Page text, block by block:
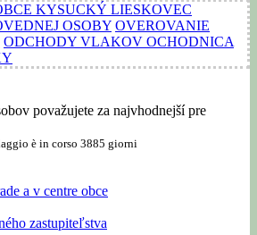
KYSUCKÝ LIESKOVEC
OSOBY OVEROVANIE
ODCHODY VLAKOV OCHODNICA
považujete za najvhodnejší pre
è in corso 3885 giorni
a v centre obce
zastupiteľstva